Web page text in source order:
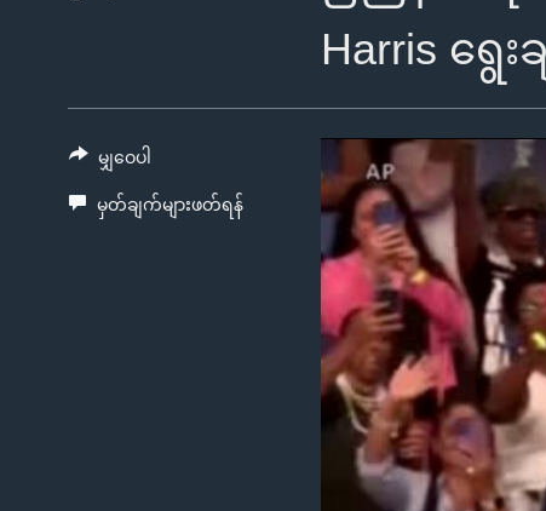
မကြေးမုံရဲ့ အင်္ဂလိပ်စာ
ရုပ်ရှင်ထဲက အင်္ဂလိပ်စာ
ရေဒီယို
ရေဒီယိုနှင့်ရုပ်သံ အချက်အလက်များ
ရေဒီယို/တီဗွီအစီအစဉ်
Harris ရွေး
မျှဝေပါ
မှတ်ချက်များဖတ်ရန်